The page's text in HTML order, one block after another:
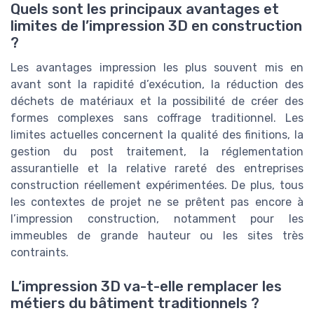
Quels sont les principaux avantages et
limites de l’impression 3D en construction
?
Les avantages impression les plus souvent mis en
avant sont la rapidité d’exécution, la réduction des
déchets de matériaux et la possibilité de créer des
formes complexes sans coffrage traditionnel. Les
limites actuelles concernent la qualité des finitions, la
gestion du post traitement, la réglementation
assurantielle et la relative rareté des entreprises
construction réellement expérimentées. De plus, tous
les contextes de projet ne se prêtent pas encore à
l’impression construction, notamment pour les
immeubles de grande hauteur ou les sites très
contraints.
L’impression 3D va-t-elle remplacer les
métiers du bâtiment traditionnels ?